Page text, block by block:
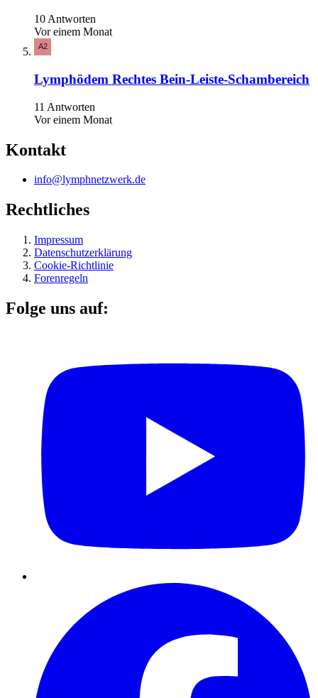
10 Antworten
Vor einem Monat
Lymphödem Rechtes Bein-Leiste-Schambereich
11 Antworten
Vor einem Monat
Kontakt
info@lymphnetzwerk.de
Rechtliches
Impressum
Datenschutzerklärung
Cookie-Richtlinie
Forenregeln
Folge uns auf: